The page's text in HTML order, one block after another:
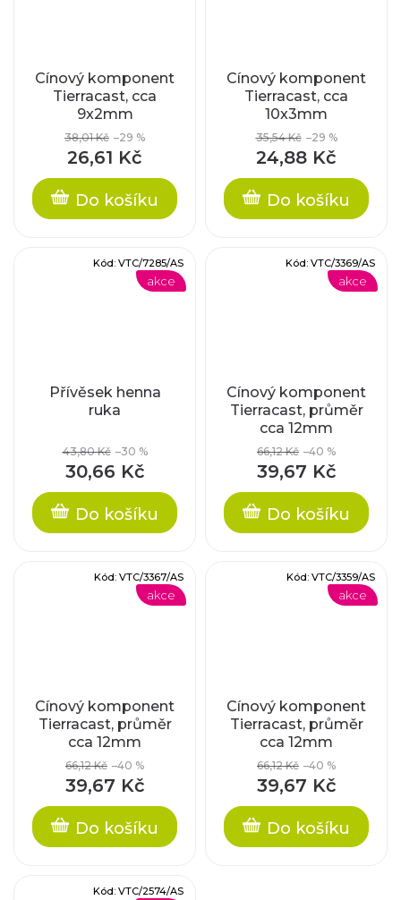
Cínový komponent
Tierracast, cca
9x2mm
38,01 Kč –29 %
26,61 Kč
Do košíku
Cínový komponent
Tierracast, cca
10x3mm
35,54 Kč –29 %
24,88 Kč
Do košíku
akce
Přívěsek henna
ruka
43,80 Kč –30 %
30,66 Kč
Do košíku
Kód: VTC/7285/AS
akce
Cínový komponent
Tierracast, průměr
cca 12mm
66,12 Kč –40 %
39,67 Kč
Do košíku
Kód: VTC/3369/AS
akce
Cínový komponent
Tierracast, průměr
cca 12mm
66,12 Kč –40 %
39,67 Kč
Do košíku
Kód: VTC/3367/AS
akce
Cínový komponent
Tierracast, průměr
cca 12mm
66,12 Kč –40 %
39,67 Kč
Do košíku
Kód: VTC/3359/AS
Kód: VTC/2574/AS